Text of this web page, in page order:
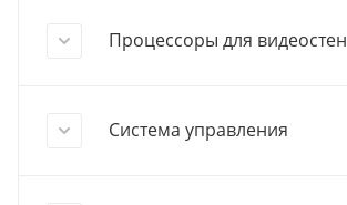
Процессоры для видеостен
Система управления